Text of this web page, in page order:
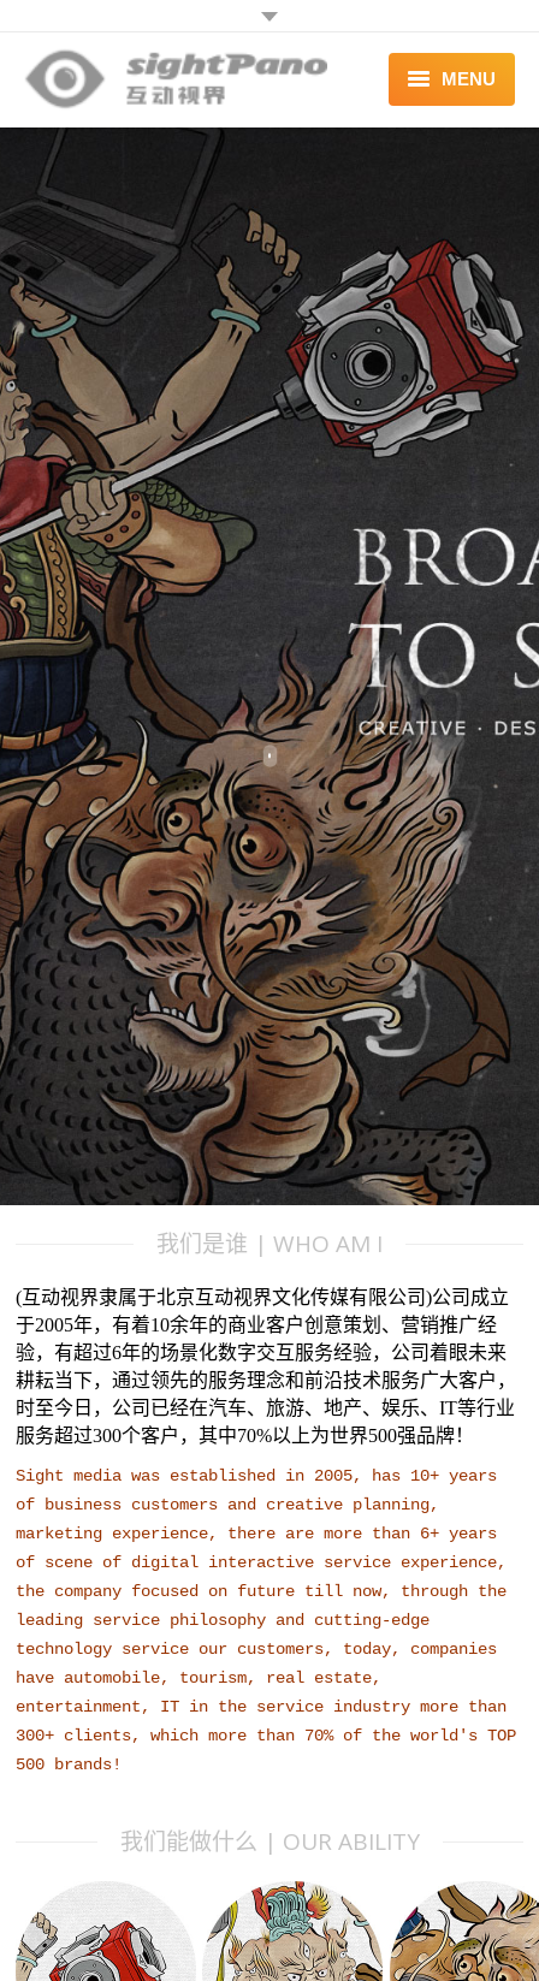
MENU
首页 | HOME
案例 | WORKS
联系 | CONTACT
我们是谁 | WHO AM I
(互动视界隶属于北京互动视界文化传媒有限公司)公司成立
于2005年，有着10余年的商业客户创意策划、营销推广经
验，有超过6年的场景化数字交互服务经验，公司着眼未来
耕耘当下，通过领先的服务理念和前沿技术服务广大客户，
时至今日，公司已经在汽车、旅游、地产、娱乐、IT等行业
服务超过300个客户，其中70%以上为世界500强品牌！
Sight media was established in 2005, has 10+ years
of business customers and creative planning,
marketing experience, there are more than 6+ years
of scene of digital interactive service experience,
the company focused on future till now, through the
leading service philosophy and cutting-edge
technology service our customers, today, companies
have automobile, tourism, real estate,
entertainment, IT in the service industry more than
300+ clients, which more than 70% of the world's TOP
500 brands!
我们能做什么 | OUR ABILITY